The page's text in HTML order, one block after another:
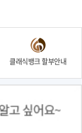
클래식뱅크 할부안내